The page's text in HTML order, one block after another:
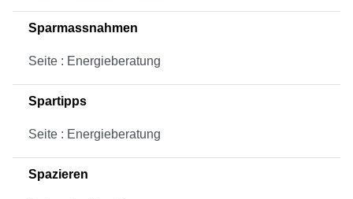
Sparmassnahmen
Seite : Energieberatung
Spartipps
Seite : Energieberatung
Spazieren